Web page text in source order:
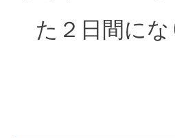
た２日間にな